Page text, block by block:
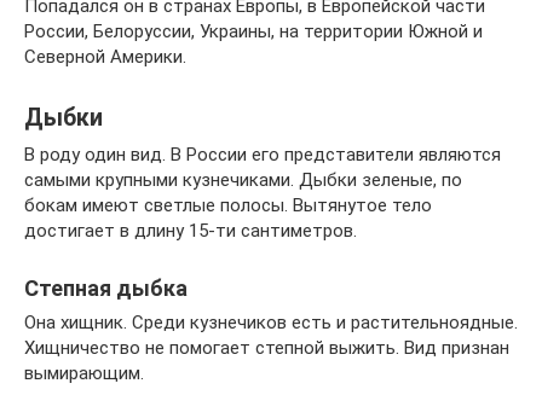
Попадался он в странах Европы, в Европейской части
России, Белоруссии, Украины, на территории Южной и
Северной Америки.
Дыбки
В роду один вид. В России его представители являются
самыми крупными кузнечиками. Дыбки зеленые, по
бокам имеют светлые полосы. Вытянутое тело
достигает в длину 15-ти сантиметров.
Степная дыбка
Она хищник. Среди кузнечиков есть и растительноядные.
Хищничество не помогает степной выжить. Вид признан
вымирающим.